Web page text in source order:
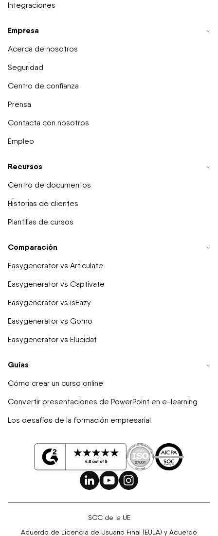
Integraciones
Empresa
Acerca de nosotros
Seguridad
Centro de confianza
Prensa
Contacta con nosotros
Empleo
Recursos
Centro de documentos
Historias de clientes
Plantillas de cursos
Comparación
Easygenerator vs Articulate
Easygenerator vs Captivate
Easygenerator vs isEazy
Easygenerator vs Gomo
Easygenerator vs Elucidat
Guías
Cómo crear un curso online
Convertir presentaciones de PowerPoint en e-learning
Los desafíos de la formación empresarial
SCC de la UE
Acuerdo de Licencia de Usuario Final (EULA) y Acuerdo